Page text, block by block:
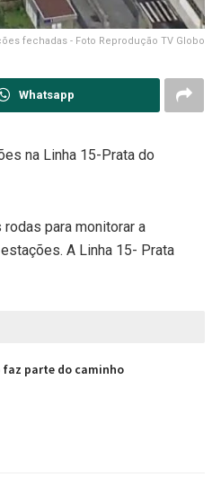
fechadas - Foto Reprodução TV Globo
Whatsapp
na Linha 15-Prata do
para monitorar a
A Linha 15- Prata
faz parte do caminho